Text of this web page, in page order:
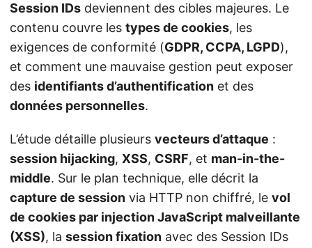
Session IDs deviennent des cibles majeures. Le
contenu couvre les types de cookies, les
exigences de conformité (GDPR, CCPA, LGPD),
et comment une mauvaise gestion peut exposer
des identifiants d’authentification et des
données personnelles.
L’étude détaille plusieurs vecteurs d’attaque :
session hijacking, XSS, CSRF, et man-in-the-
middle. Sur le plan technique, elle décrit la
capture de session via HTTP non chiffré, le vol
de cookies par injection JavaScript malveillante
(XSS), la session fixation avec des Session IDs